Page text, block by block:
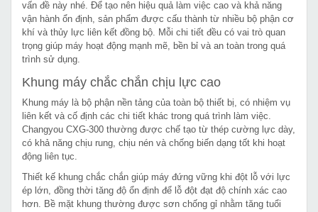
vấn đề này nhé. Để tạo nên hiệu quả làm việc cao và khả năng
vận hành ổn định, sản phẩm được cấu thành từ nhiều bộ phận cơ
khí và thủy lực liên kết đồng bộ. Mỗi chi tiết đều có vai trò quan
trọng giúp máy hoạt động mạnh mẽ, bền bỉ và an toàn trong quá
trình sử dụng.
Khung máy chắc chắn chịu lực cao
Khung máy là bộ phận nền tảng của toàn bộ thiết bị, có nhiệm vụ
liên kết và cố định các chi tiết khác trong quá trình làm việc.
Changyou CXG-300 thường được chế tạo từ thép cường lực dày,
có khả năng chịu rung, chịu nén và chống biến dạng tốt khi hoạt
động liên tục.
Thiết kế khung chắc chắn giúp máy đứng vững khi đột lỗ với lực
ép lớn, đồng thời tăng độ ổn định để lỗ đột đạt độ chính xác cao
hơn. Bề mặt khung thường được sơn chống gỉ nhằm tăng tuổi